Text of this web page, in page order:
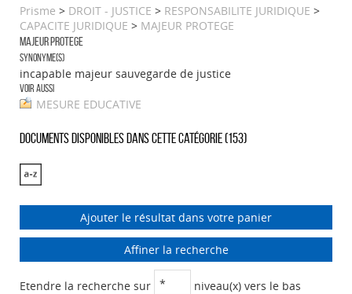
Prisme > DROIT - JUSTICE > RESPONSABILITE JURIDIQUE >
CAPACITE JURIDIQUE > MAJEUR PROTEGE
MAJEUR PROTEGE
Synonyme(s)
incapable majeur sauvegarde de justice
Voir aussi
MESURE EDUCATIVE
Documents disponibles dans cette catégorie (153)
Ajouter le résultat dans votre panier
Affiner la recherche
Etendre la recherche sur niveau(x) vers le bas